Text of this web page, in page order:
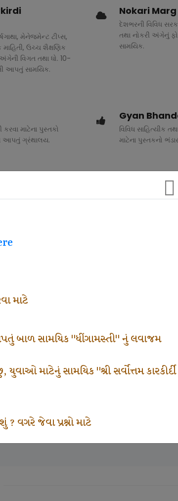
માટે
બાળ સામયિક "ધીંગામસ્તી" નું લવાજમ
માટેનું સામયિક "શ્રી સર્વોત્તમ કારકીર્દી
વગરે જેવા પ્રશ્નો માટે
મેનેજમેન્ટ ટીપ્સ,
માહિતી, ઉચ્ચ શૈક્ષણિક
વિગત તથા ધો. 10-
આપતું સામયિક.
Nokari
દેશભરની વિવિધ
તથા નોકરી અંગેનું
સામયિક.
કરવા માટેના પુસ્તકો
આપતું ગ્રંથાલય.
Gyan
વિવિધ સાહિત્યીક
માટેના પુસ્તકનો
Class
વર્ગ.
Vocational
ધોરણ 10 અને 12
અંગે રૂબરુ તથા ફોન
1000